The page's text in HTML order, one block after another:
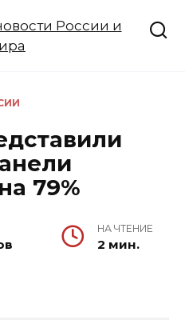
79%
НА ЧТЕНИЕ
2 мин.